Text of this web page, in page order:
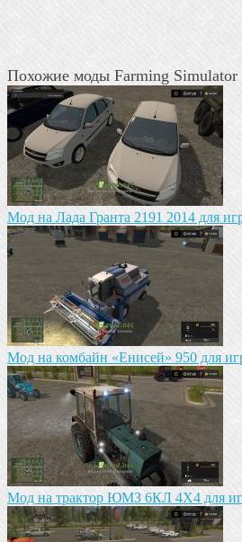
Похожие моды Farming Simulator
Мод на Лада Гранта 2191 2014 для
Мод на комбайн «Енисей» 950 для
Мод на трактор ЮМЗ 6КЛ 4X4 для